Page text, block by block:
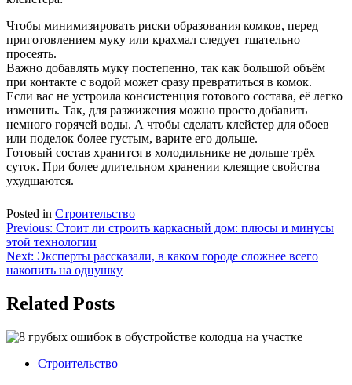
Чтобы минимизировать риски образования комков, перед
приготовлением муку или крахмал следует тщательно
просеять.
Важно добавлять муку постепенно, так как большой объём
при контакте с водой может сразу превратиться в комок.
Если вас не устроила консистенция готового состава, её легко
изменить. Так, для разжижения можно просто добавить
немного горячей воды. А чтобы сделать клейстер для обоев
или поделок более густым, варите его дольше.
Готовый состав хранится в холодильнике не дольше трёх
суток. При более длительном хранении клеящие свойства
ухудшаются.
Posted in Строительство
Навигация
по
записям
Previous: Стоит ли строить каркасный дом: плюсы и минусы
этой технологии
Next: Эксперты рассказали, в каком городе сложнее всего
накопить на однушку
Related Posts
Строительство